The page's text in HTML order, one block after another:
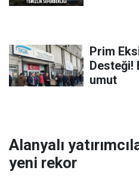
Prim
Desteği!
umut
Alanyalı
yeni rekor